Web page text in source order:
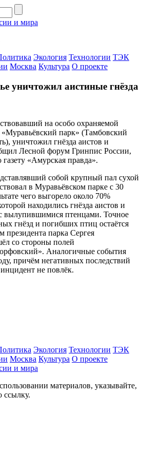
и мира
Экология Технологии ТЭК
Москва Культура О проекте
уничтожил аистиные гнёзда
на особо охраняемой
парк» (Тамбовский
уничтожил гнёзда аистов и
Лесной форум Гринпис России,
«Амурская правда».
собой крупный пал сухой
в Муравьёвском парке с 30
чего выгорело около 70%
находились гнёзда аистов и
вылупившимися птенцами. Точное
гнёзд и погибших птиц остаётся
президента парка Сергея
со стороны полей
Аналогичные события
причём негативных последствий
не повлёк.
Экология Технологии ТЭК
Москва Культура О проекте
и мира
материалов, указывайте,
ссылку.